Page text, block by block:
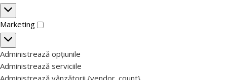
Marketing
Administrează opțiunile
Administrează serviciile
Administrează vânzătorii {vendor_count}